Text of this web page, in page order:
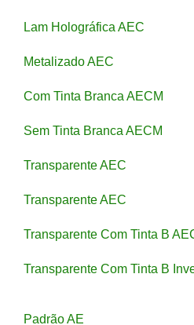
Lam Holográfica AEC
Metalizado AEC
Com Tinta Branca AECM
Sem Tinta Branca AECM
Transparente AEC
Transparente AEC
Transparente Com Tinta B
Transparente Com Tinta B
Padrão AE